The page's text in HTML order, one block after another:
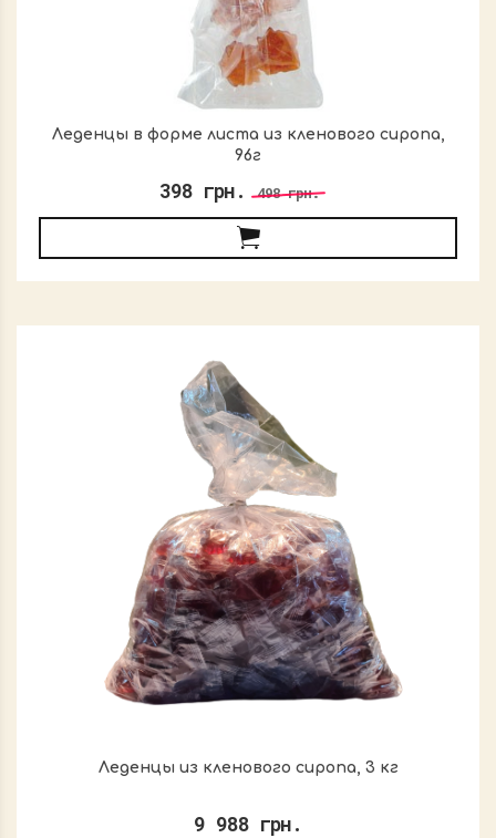
Леденцы в форме листа из кленового сиропа,
96г
398 грн.498 грн.
Леденцы из кленового сиропа, 3 кг
9 988 грн.